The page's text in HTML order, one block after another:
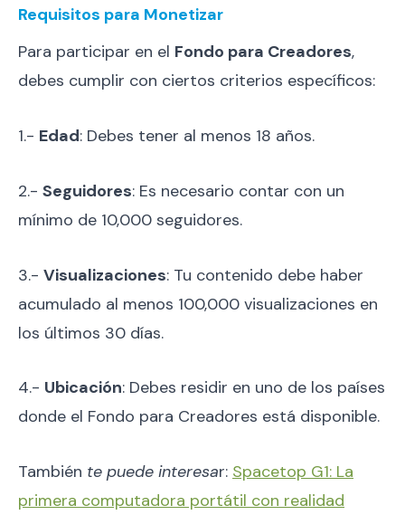
Requisitos para Monetizar
Para participar en el Fondo para Creadores,
debes cumplir con ciertos criterios específicos:
1.- Edad: Debes tener al menos 18 años.
2.- Seguidores: Es necesario contar con un
mínimo de 10,000 seguidores.
3.- Visualizaciones: Tu contenido debe haber
acumulado al menos 100,000 visualizaciones en
los últimos 30 días.
4.- Ubicación: Debes residir en uno de los países
donde el Fondo para Creadores está disponible.
También te puede interesar: Spacetop G1: La
primera computadora portátil con realidad